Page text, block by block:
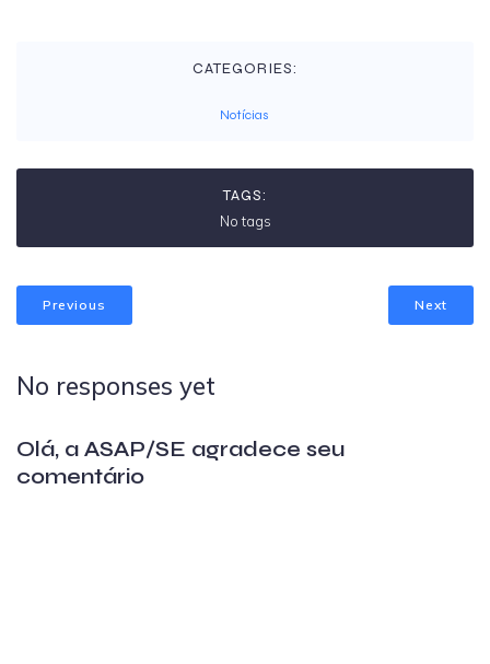
CATEGORIES:
Notícias
TAGS:
No tags
Previous Next
No responses yet
Olá, a ASAP/SE agradece seu
comentário